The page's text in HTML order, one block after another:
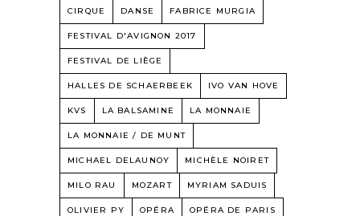
CIRQUE DANSE FABRICE MURGIA
FESTIVAL D'AVIGNON 2017
FESTIVAL DE LIÈGE
HALLES DE SCHAERBEEK IVO VAN HOVE
KVS LA BALSAMINE LA MONNAIE
LA MONNAIE / DE MUNT
MICHAEL DELAUNOY MICHÈLE NOIRET
MILO RAU MOZART MYRIAM SADUIS
OLIVIER PY OPÉRA OPÉRA DE PARIS